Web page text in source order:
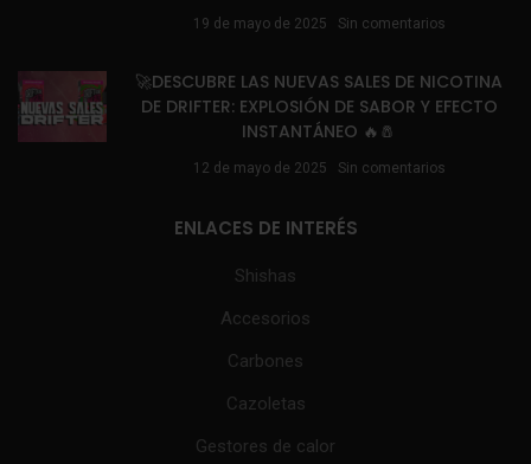
19 de mayo de 2025 Sin comentarios
🚀DESCUBRE LAS NUEVAS SALES DE NICOTINA
DE DRIFTER: EXPLOSIÓN DE SABOR Y EFECTO
INSTANTÁNEO 🔥🧂
12 de mayo de 2025 Sin comentarios
ENLACES DE INTERÉS
Shishas
Accesorios
Carbones
Cazoletas
Gestores de calor